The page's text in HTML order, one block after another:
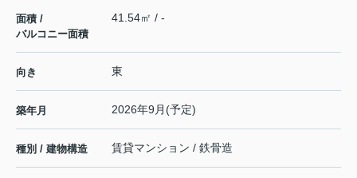
面積 /
バルコニー面積
41.54㎡ / -
向き 東
築年月 2026年9月(予定)
種別 / 建物構造 賃貸マンション / 鉄骨造